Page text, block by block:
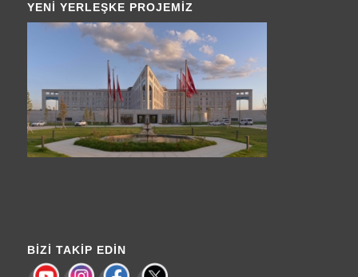
YENI YERLEŞKE PROJEMIZ
BIZI TAKIP EDIN